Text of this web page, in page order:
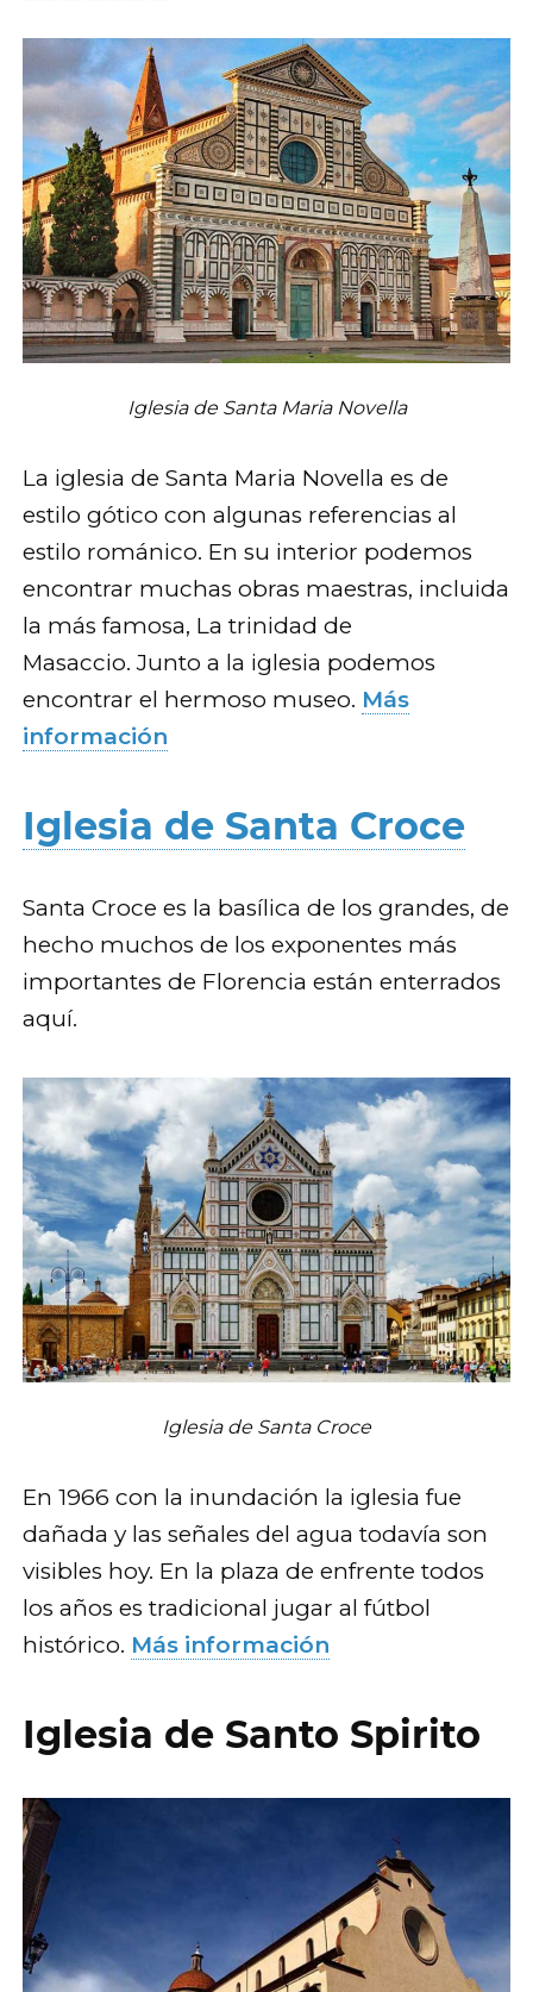
Iglesia de Santa Maria Novella
La iglesia de Santa Maria Novella es de
estilo gótico con algunas referencias al
estilo románico. En su interior podemos
encontrar muchas obras maestras, incluida
la más famosa, La trinidad de
Masaccio. Junto a la iglesia podemos
encontrar el hermoso museo. Más
información
Iglesia de Santa Croce
Santa Croce es la basílica de los grandes, de
hecho muchos de los exponentes más
importantes de Florencia están enterrados
aquí.
Iglesia de Santa Croce
En 1966 con la inundación la iglesia fue
dañada y las señales del agua todavía son
visibles hoy. En la plaza de enfrente todos
los años es tradicional jugar al fútbol
histórico. Más información
Iglesia de Santo Spirito